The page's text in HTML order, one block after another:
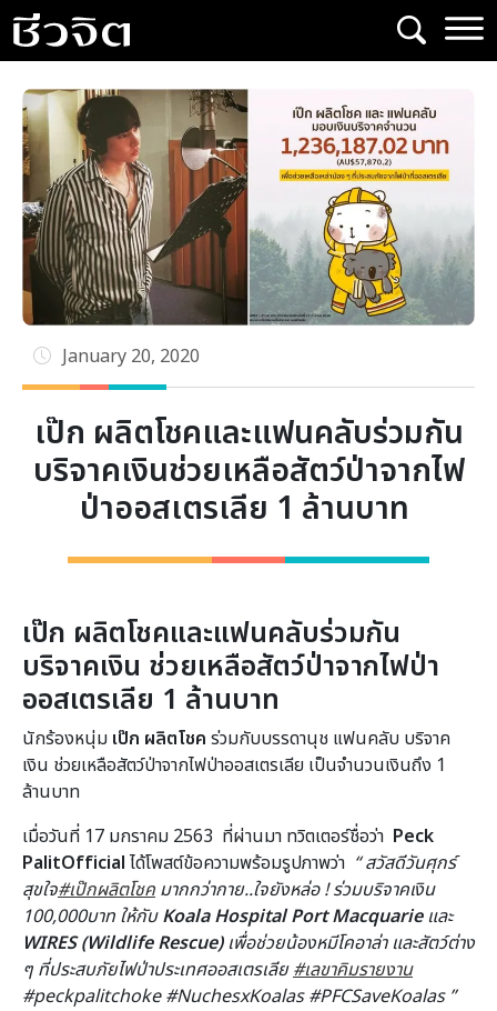
Skip
to
content
January 20, 2020
เป๊ก ผลิตโชคและแฟนคลับร่วมกัน
บริจาคเงินช่วยเหลือสัตว์ป่าจากไฟ
ป่าออสเตรเลีย 1 ล้านบาท
เป๊ก ผลิตโชคและแฟนคลับร่วมกัน
บริจาคเงิน ช่วยเหลือสัตว์ป่าจากไฟป่า
ออสเตรเลีย 1 ล้านบาท
นักร้องหนุ่ม เป๊ก ผลิตโชค ร่วมกับบรรดานุช แฟนคลับ บริจาค
เงิน ช่วยเหลือสัตว์ป่าจากไฟป่าออสเตรเลีย เป็นจำนวนเงินถึง 1
ล้านบาท
เมื่อวันที่ 17 มกราคม 2563 ที่ผ่านมา ทวิตเตอร์ชื่อว่า Peck
PalitOfficial ได้โพสต์ข้อความพร้อมรูปภาพว่า “สวัสดีวันศุกร์
สุขใจ#เป๊กผลิตโชค มากกว่ากาย..ใจยังหล่อ ! ร่วมบริจาคเงิน
100,000บาท ให้กับKoala Hospital Port Macquarie และ
WIRES (Wildlife Rescue) เพื่อช่วยน้องหมีโคอาล่า และสัตว์ต่าง
ๆ ที่ประสบภัยไฟป่าประเทศออสเตรเลีย #เลขาคิมรายงาน
#peckpalitchoke#NuchesxKoalas#PFCSaveKoalas”